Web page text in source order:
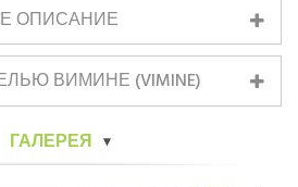
ОПИСАНИЕ
ВИМИНЕ (VIMINE)
ГАЛЕРЕЯ